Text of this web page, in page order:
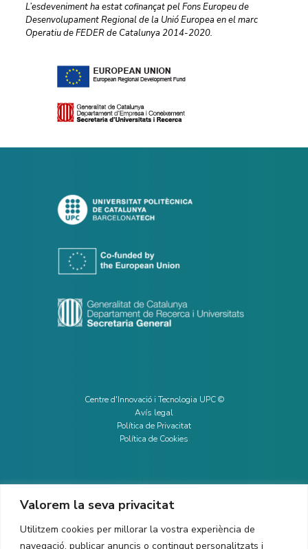
Valorem la seva privacitat
Utilitzem cookies per millorar la vostra experiència de
navegació, publicar anuncis o contingut personalitzats i
L’esdeveniment ha estat cofinançat pel Fons Europeu de
Desenvolupament Regional de la Unió Europea en el marc
Operatiu de FEDER de Catalunya 2014-2020.
Centre d'Innovació i Tecnologia UPC ©
Avís legal
Política de Privacitat
Política de Cookies
CONTACTE
Ed. K2M (Planta 1, Oficina 106)
C/ Jordi Girona 1-3